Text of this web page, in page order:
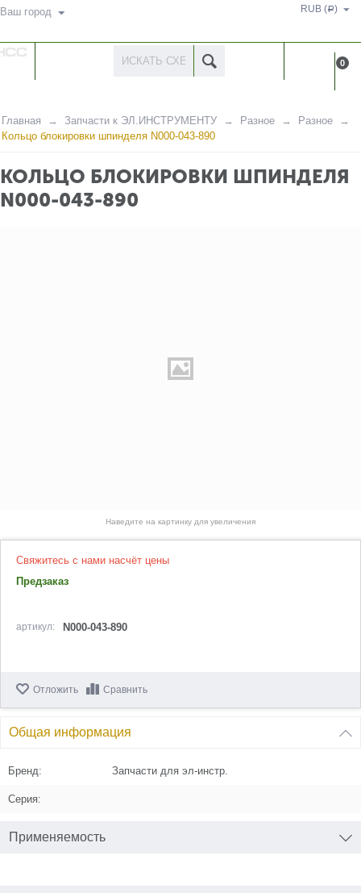
Ваш город RUB (Р)
0
Главная Запчасти к ЭЛ.ИНСТРУМЕНТУ Разное
Разное
Кольцо блокировки шпинделя N000-043-890
КОЛЬЦО БЛОКИРОВКИ ШПИНДЕЛЯ
N000-043-890
Наведите на картинку для увеличения
Свяжитесь с нами насчёт цены
Предзаказ
артикул: N000-043-890
Отложить Сравнить
Общая информация
Бренд: Запчасти для эл-инстр.
Серия:
Применяемость